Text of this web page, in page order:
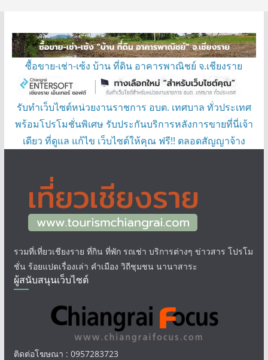
ซื้อขาย-เช่า-เซ้ง บ้าน ที่ดิน อาคารพาณิชย์ จ.เชียงราย
รับทำเว็บไซต์หน่วยงานราชการ อบต. เทศบาล ทั่วประเทศ
พร้อมโปรโมชั่นพิเศษ รับประกันบริการหลังการขายที่นี่เจ้า
เดียว ที่ดูแล แก้ไข เว็บไซต์ให้คุณ ฟรี!! ตลอดสัญญาจ้าง
รวมที่เที่ยวเชียงราย ที่กิน ที่พัก รถเช่า บริการต่างๆ ข่าวสาร โปรโม
ชั่น ร้อยแปดเรื่องเล่า คำเมือง วิถีชุมชน นานาสาระ
ผู้สนับสนุนเว็บไซต์
ติดต่อโฆษณา : 0957283723